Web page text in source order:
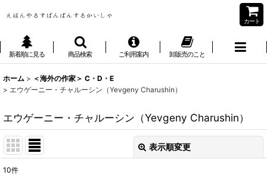
カート
新着順に見る 商品検索 ご利用案内 卸販売のこと
ホーム > ＜海外の作家＞ C・D・E
> エウゲーニー・チャルーシン（Yevgeny Charushin）
エウゲーニー・チャルーシン（Yevgeny Charushin）
表示順変更
10件